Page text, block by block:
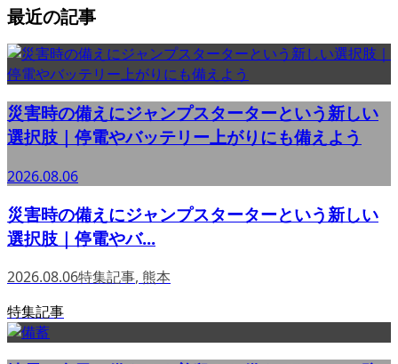
最近の記事
災害時の備えにジャンプスターターという新しい
選択肢｜停電やバッテリー上がりにも備えよう
2026.08.06
災害時の備えにジャンプスターターという新しい
選択肢｜停電やバ...
2026.08.06特集記事, 熊本
特集記事